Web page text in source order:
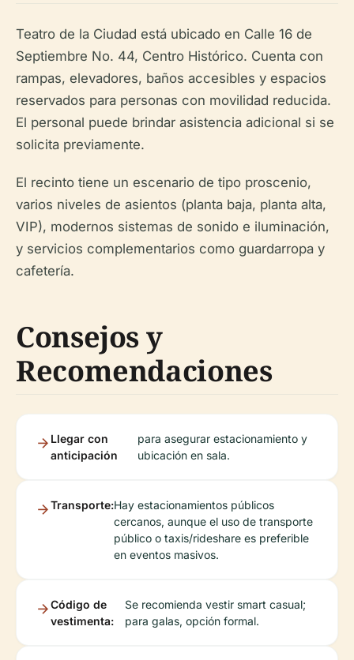
Teatro de la Ciudad está ubicado en Calle 16 de
Septiembre No. 44, Centro Histórico. Cuenta con
rampas, elevadores, baños accesibles y espacios
reservados para personas con movilidad reducida.
El personal puede brindar asistencia adicional si se
solicita previamente.
El recinto tiene un escenario de tipo proscenio,
varios niveles de asientos (planta baja, planta alta,
VIP), modernos sistemas de sonido e iluminación,
y servicios complementarios como guardarropa y
cafetería.
Consejos y
Recomendaciones
Llegar con
anticipación
para asegurar estacionamiento y
ubicación en sala.
Transporte:Hay estacionamientos públicos
cercanos, aunque el uso de transporte
público o taxis/rideshare es preferible
en eventos masivos.
Código de
vestimenta:
Se recomienda vestir smart casual;
para galas, opción formal.